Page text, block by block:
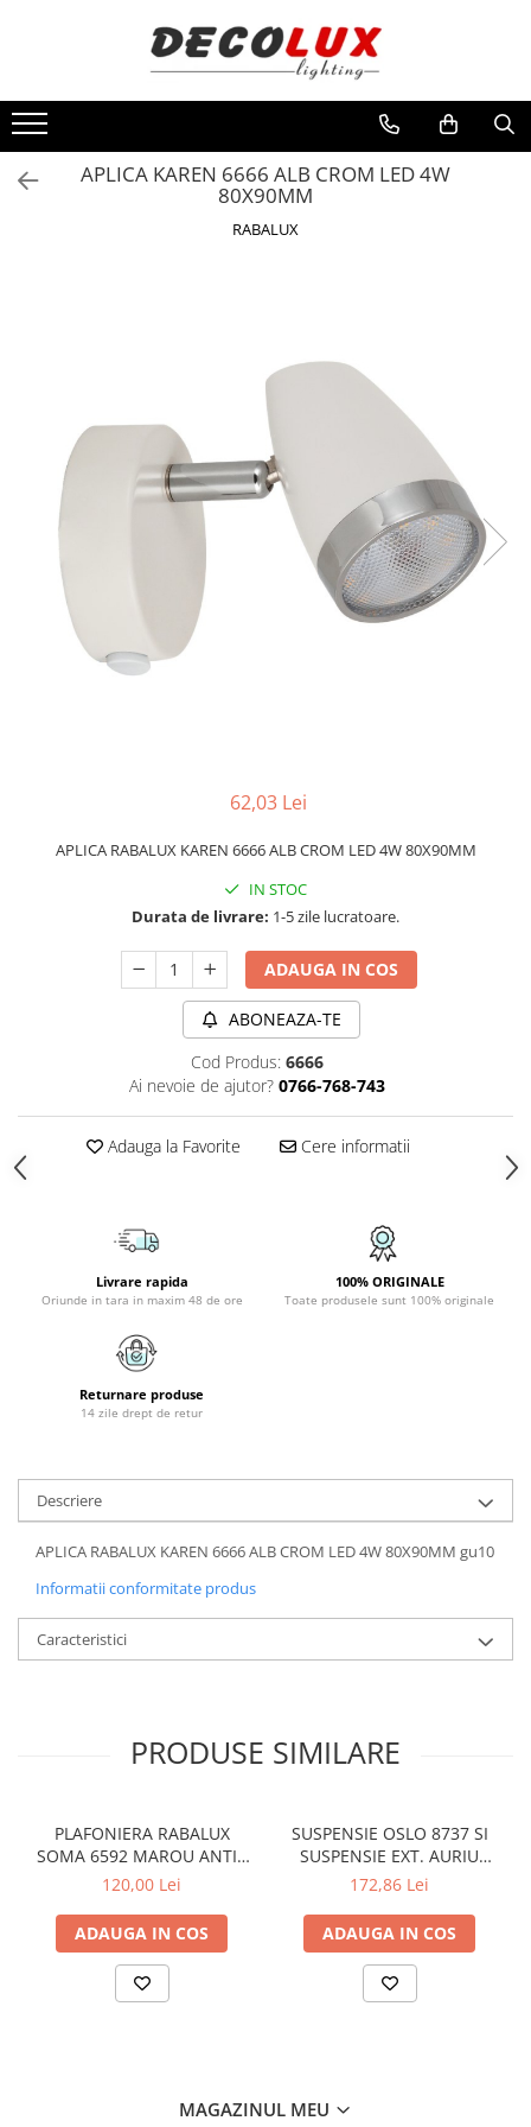
Toate Produsele
■ ILUMINAT DE INTERIOR
CANDELABRE & PENDULE CLASICE
APLICE CLASICE
VEIOZE CRISTAL
CANDELABRE MODERNE &
PENDULE
PLAFONIERE MODERNE
VEIOZE MODERNE
LAMPADARE MODERNE
MINI SPOTURI MAGNETICE &
PLAFONIERE VINTAGE
ACCESORII & CABLU VINTAGE
SPOTURI APLICATE
LAMPADARE CRISTAL
VEIOZA VINTAGE
VEIOZE COPII
■ ILUMINAT DE EXTERIOR
APLICE EXTERIOR
PLAFONIERE & PENDULE DE
STALPI EXTERIOR
LAMPADARE & PENDULE DE
LAMPI STRADALE
VEIOZE EXTERIOR
PLAFONIERE & LAMPI LED
PANOURI LED
CORPURI ETANSE LED
SPOTURI INCASTRATE
SPOTURI PE SINA & ACCESORII
SPOTURI APLICATE SI SUSPENSII
■ ILUMINAT DECORATIV
APLICA KAREN 6666 ALB CROM LED 4W
80X90MM
RABALUX
62,03 Lei
APLICA RABALUX KAREN 6666 ALB CROM LED 4W 80X90MM
IN STOC
Durata de livrare: 1-5 zile lucratoare.
ADAUGA IN COS
ABONEAZA-TE
Cod Produs: 6666
Ai nevoie de ajutor? 0766-768-743
Adauga la Favorite Cere informatii
Livrare rapida
Oriunde in tara in maxim 48 de ore
100% ORIGINALE
Toate produsele sunt 100% originale
Returnare produse
14 zile drept de retur
Descriere
APLICA RABALUX KAREN 6666 ALB CROM LED 4W 80X90MM gu10
Informatii conformitate produs
Caracteristici
PRODUSE SIMILARE
PLAFONIERA RABALUX
SOMA 6592 MAROU ANTIC
CREM E14 2X40W 350MM
120,00 Lei
ADAUGA IN COS
SUSPENSIE OSLO 8737 SI
SUSPENSIE EXT. AURIU
ANTIC TRANSPARENT E27
172,86 Lei
ADAUGA IN COS
MAGAZINUL MEU